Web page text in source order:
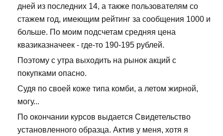
дней из последних 14, а также пользователям со
стажем год, имеющим рейтинг за сообщения 1000 и
больше. По моим подсчетам средняя цена
квазиказначеек - где-то 190-195 рублей.
Поэтому с утра выходить на рынок акций с
покупками опасно.
Судя по своей коже типа комби, а летом жирной,
могу...
По окончании курсов выдается Свидетельство
установленного образца. Актив у меня, хотя я